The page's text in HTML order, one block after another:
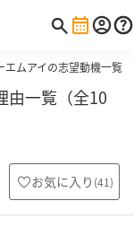
エムアイの志望動機一覧
由一覧（全10
お気に入り (41)